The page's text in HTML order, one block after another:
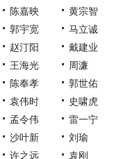
陈嘉映
黄宗智
郭宇宽
马立诚
赵汀阳
戴建业
王海光
周濂
陈奉孝
郭世佑
袁伟时
史啸虎
孟令伟
雷一宁
沙叶新
刘瑜
许之远 袁刚